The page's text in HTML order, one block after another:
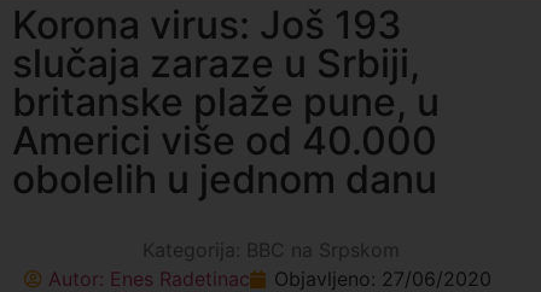
Korona virus: Još 193
slučaja zaraze u Srbiji,
britanske plaže pune, u
Americi više od 40.000
obolelih u jednom danu
Kategorija: BBC na Srpskom
Autor: Enes Radetinac Objavljeno: 27/06/2020